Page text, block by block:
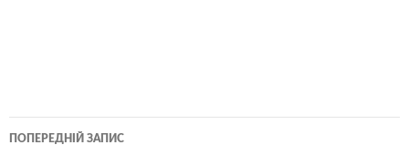
Навігація
ПОПЕРЕДНІЙ ЗАПИС